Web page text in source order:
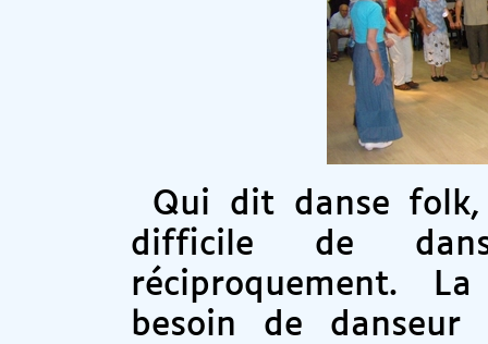
Qui dit danse
difficile de
réciproquement.
besoin de